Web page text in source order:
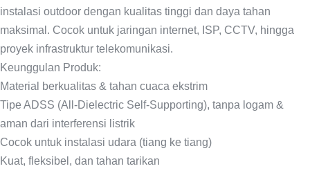
instalasi outdoor dengan kualitas tinggi dan daya tahan
maksimal. Cocok untuk jaringan internet, ISP, CCTV, hingga
proyek infrastruktur telekomunikasi.
Keunggulan Produk:
Material berkualitas & tahan cuaca ekstrim
Tipe ADSS (All-Dielectric Self-Supporting), tanpa logam &
aman dari interferensi listrik
Cocok untuk instalasi udara (tiang ke tiang)
Kuat, fleksibel, dan tahan tarikan